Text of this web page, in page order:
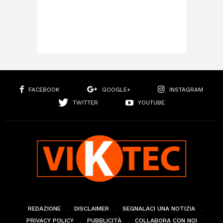
FACEBOOK GOOGLE+
INSTAGRAM
TWITTER
YOUTUBE
REDAZIONE DISCLAIMER
SEGNALACI UNA NOTIZIA
PRIVACY POLICY
PUBBLICITÀ COLLABORA CON NOI